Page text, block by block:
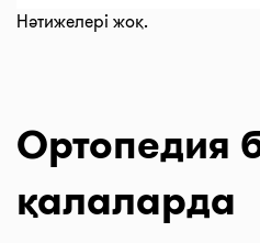
Нәтижелері жоқ.
Ортопедия
қалаларда